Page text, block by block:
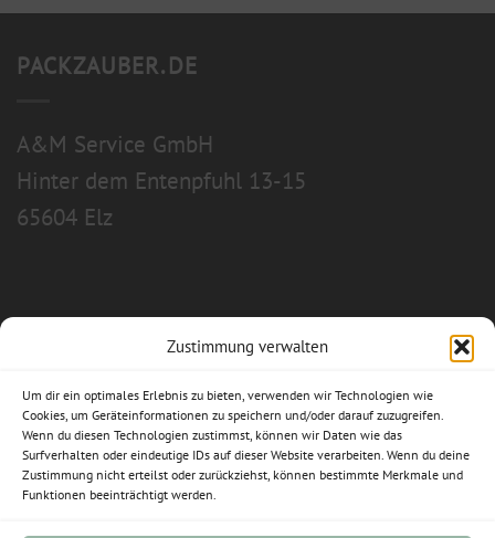
Zustimmung verwalten
Um dir ein optimales Erlebnis zu bieten, verwenden wir Technologien wie
Cookies, um Geräteinformationen zu speichern und/oder darauf zuzugreifen.
Wenn du diesen Technologien zustimmst, können wir Daten wie das
Surfverhalten oder eindeutige IDs auf dieser Website verarbeiten. Wenn du deine
Zustimmung nicht erteilst oder zurückziehst, können bestimmte Merkmale und
Funktionen beeinträchtigt werden.
PACKZAUBER.DE
A&M Service GmbH
Hinter dem Entenpfuhl 13-15
65604 Elz
Allgemeine Geschäftsbedingungen
Impressum
Datenschutzerklärung
Widerrufsbelehrung